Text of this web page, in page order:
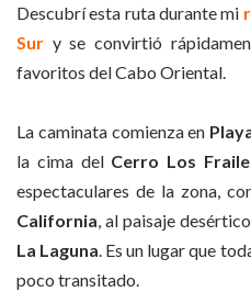
Descubrí esta ruta durante mi
Sur y se convirtió
favoritos del Cabo Oriental.
La caminata comienza en
la cima del Cerro Los
espectaculares de la zona,
California, al paisaje
La Laguna. Es un lugar que
poco transitado.